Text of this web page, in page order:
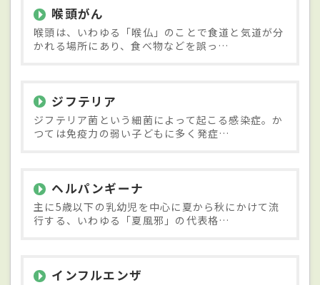
喉頭がん
喉頭は、いわゆる「喉仏」のことで食道と気道が分
かれる場所にあり、食べ物などを誤っ…
ジフテリア
ジフテリア菌という細菌によって起こる感染症。か
つては免疫力の弱い子どもに多く発症…
ヘルパンギーナ
主に5歳以下の乳幼児を中心に夏から秋にかけて流
行する、いわゆる「夏風邪」の代表格…
インフルエンザ